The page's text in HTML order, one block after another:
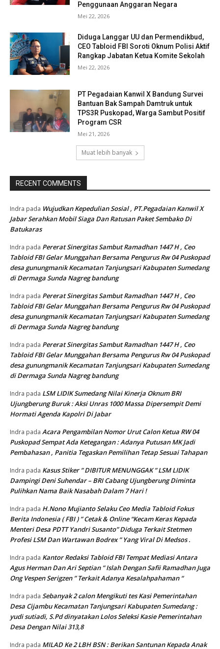
Penggunaan Anggaran Negara
Mei 22, 2026
Diduga Langgar UU dan Permendikbud,
CEO Tabloid FBI Soroti Oknum Polisi Aktif
Rangkap Jabatan Ketua Komite Sekolah
Mei 22, 2026
PT Pegadaian Kanwil X Bandung Survei
Bantuan Bak Sampah Damtruk untuk
TPS3R Puskopad, Warga Sambut Positif
Program CSR
Mei 21, 2026
Muat lebih banyak
RECENT COMMENTS
Indra pada Wujudkan Kepedulian Sosial , PT.Pegadaian Kanwil X
Jabar Serahkan Mobil Siaga Dan Ratusan Paket Sembako Di
Batukaras
Indra pada Pererat Sinergitas Sambut Ramadhan 1447 H , Ceo
Tabloid FBI Gelar Munggahan Bersama Pengurus Rw 04 Puskopad
desa gunungmanik Kecamatan Tanjungsari Kabupaten Sumedang
di Dermaga Sunda Nagreg bandung
Indra pada Pererat Sinergitas Sambut Ramadhan 1447 H , Ceo
Tabloid FBI Gelar Munggahan Bersama Pengurus Rw 04 Puskopad
desa gunungmanik Kecamatan Tanjungsari Kabupaten Sumedang
di Dermaga Sunda Nagreg bandung
Indra pada Pererat Sinergitas Sambut Ramadhan 1447 H , Ceo
Tabloid FBI Gelar Munggahan Bersama Pengurus Rw 04 Puskopad
desa gunungmanik Kecamatan Tanjungsari Kabupaten Sumedang
di Dermaga Sunda Nagreg bandung
Indra pada LSM LIDIK Sumedang Nilai Kinerja Oknum BRI
Ujungberung Buruk : Aksi Unras 1000 Massa Dipersempit Demi
Hormati Agenda Kapolri Di Jabar
Indra pada Acara Pengambilan Nomor Urut Calon Ketua RW 04
Puskopad Sempat Ada Ketegangan : Adanya Putusan MK Jadi
Pembahasan , Panitia Tegaskan Pemilihan Tetap Sesuai Tahapan
Indra pada Kasus Stiker ” DIBITUR MENUNGGAK ” LSM LIDIK
Dampingi Deni Suhendar – BRI Cabang Ujungberung Diminta
Pulihkan Nama Baik Nasabah Dalam 7 Hari !
Indra pada H.Nono Mujianto Selaku Ceo Media Tabloid Fokus
Berita Indonesia ( FBI ) ” Cetak & Online “Kecam Keras Kepada
Menteri Desa PDTT Yandri Susanto” Diduga Terkait Stetmen
Profesi LSM Dan Wartawan Bodrex ” Yang Viral Di Medsos .
Indra pada Kantor Redaksi Tabloid FBI Tempat Mediasi Antara
Agus Herman Dan Ari Septian ” Islah Dengan Safii Ramadhan Juga
Ong Vespen Serigzen ” Terkait Adanya Kesalahpahaman “
Indra pada Sebanyak 2 calon Mengikuti tes Kasi Pemerintahan
Desa Cijambu Kecamatan Tanjungsari Kabupaten Sumedang :
yudi sutiadi, S.Pd dinyatakan Lolos Seleksi Kasie Pemerintahan
Desa Dengan Nilai 313,8
Indra pada MILAD Ke 2 LBH BSN : Berikan Santunan Kepada Anak